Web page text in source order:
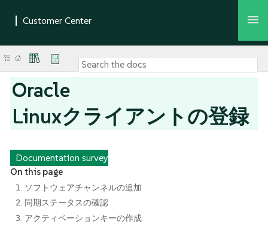
Oracle
Linuxクライアントの登録
Documentation survey
On this page
1. ソフトウェアチャンネルの追加
2. 同期ステータスの確認
3. アクティベーションキーの作成